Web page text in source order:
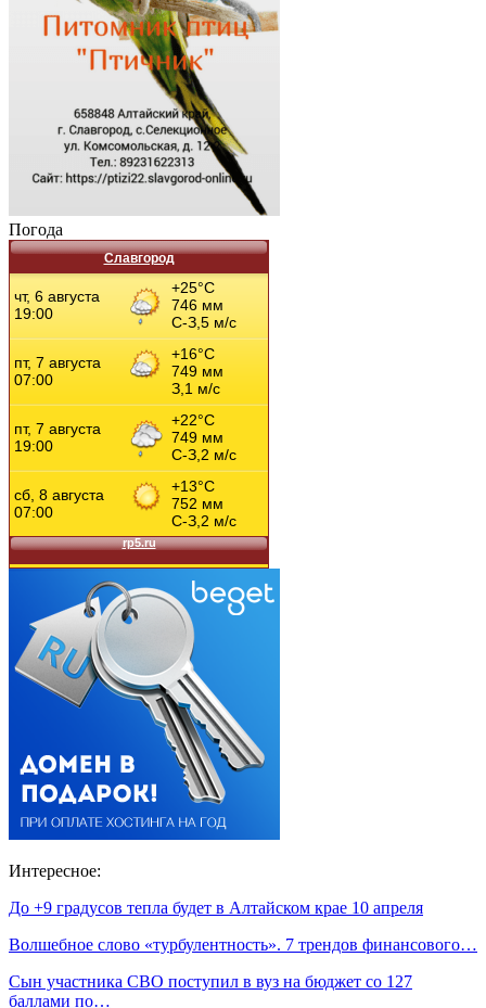
Погода
Славгород
Интересное:
До +9 градусов тепла будет в Алтайском крае 10 апреля
Волшебное слово «турбулентность». 7 трендов финансового…
Сын участника СВО поступил в вуз на бюджет со 127
баллами по…